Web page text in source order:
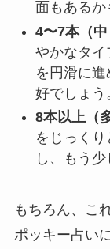
面もあるか
4〜7本（中
やかなタ
を円滑に
好でしょう
8本以上（
をじっく
し、もう
もちろん、こ
ポッキー占い